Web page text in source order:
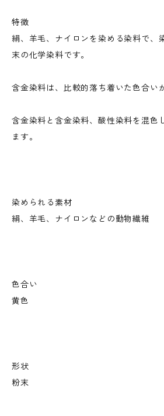
特徴
絹、羊毛、ナイロンを染める染料で、
末の化学染料です。
含金染料は、比較的落ち着いた色合い
含金染料と含金染料、酸性染料を混色
ます。
染められる素材
絹、羊毛、ナイロンなどの動物繊維
色合い
黄色
形状
粉末